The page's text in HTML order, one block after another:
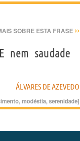
SOBRE ESTA FRASE ››
nem saudade
ÁLVARES DE AZEVEDO
,modéstia,serenidade]